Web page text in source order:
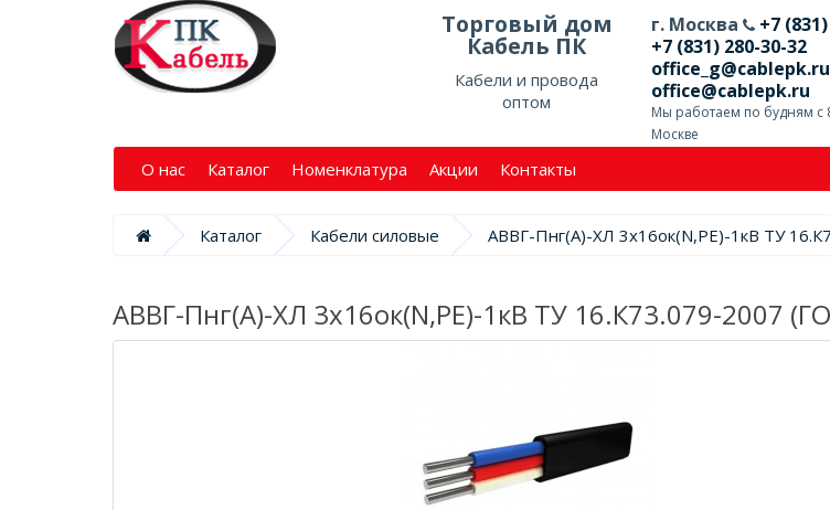
Торговый дом
Кабель ПК
Кабели и провода
оптом
г. Москва
+7 (831)
+7 (831) 280-30-32
office_g@cablepk.ru
office@cablepk.ru
Мы работаем по будням с
Москве
О нас Каталог Номенклатура Акции Контакты
Каталог Кабели силовые АВВГ-Пнг(А)-ХЛ 3х16ок(N,PE)-1кВ ТУ
АВВГ-Пнг(А)-ХЛ 3х16ок(N,PE)-1кВ ТУ 16.К73.079-2007